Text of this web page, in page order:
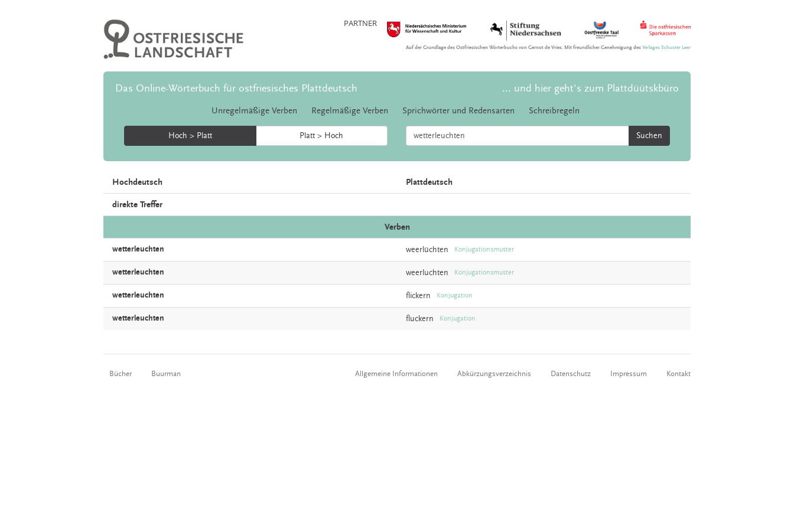
PARTNER
Auf der Grundlage des Ostfriesischen Wörterbuchs von Gernot de Vries. Mit freundlicher Genehmigung desVerlages Schuster Leer
Das Online-Wörterbuch für ostfriesisches Plattdeutsch ... und hier geht's zum Plattdüütskbüro
Unregelmäßige Verben Regelmäßige Verben Sprichwörter und Redensarten Schreibregeln
Hoch > Platt Platt > Hoch Suchen
Hochdeutsch Plattdeutsch
direkte Treffer
Verben
wetterleuchten weerlüchten Konjugationsmuster
wetterleuchten weerluchten Konjugationsmuster
wetterleuchten flickern Konjugation
wetterleuchten fluckern Konjugation
Bücher Buurman Allgemeine Informationen Abkürzungsverzeichnis Datenschutz Impressum Kontakt